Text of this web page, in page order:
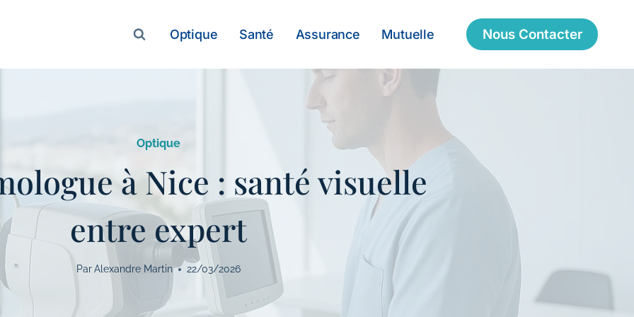
Optique Santé Assurance Mutuelle Nous Contacter
Optique
à Nice : santé visuelle
entre expert
ParAlexandre Martin 22/03/2026